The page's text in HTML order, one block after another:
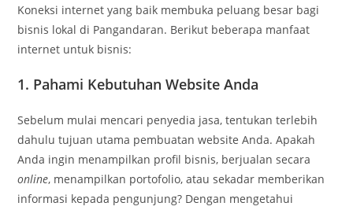
Koneksi internet yang baik membuka peluang besar bagi
bisnis lokal di Pangandaran. Berikut beberapa manfaat
internet untuk bisnis:
1. Pahami Kebutuhan Website Anda
Sebelum mulai mencari penyedia jasa, tentukan terlebih
dahulu tujuan utama pembuatan website Anda. Apakah
Anda ingin menampilkan profil bisnis, berjualan secara
online, menampilkan portofolio, atau sekadar memberikan
informasi kepada pengunjung? Dengan mengetahui